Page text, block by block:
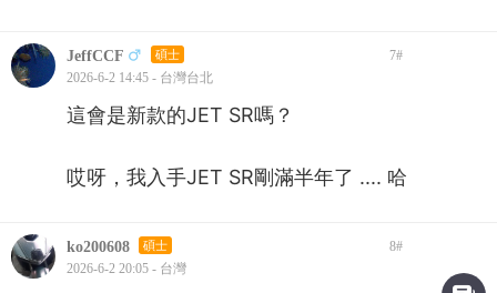
JeffCCF 碩士 7#
2026-6-2 14:45 - 台灣台北
這會是新款的JET SR嗎？
哎呀，我入手JET SR剛滿半年了 .... 哈
ko200608 碩士 8#
2026-6-2 20:05 - 台灣